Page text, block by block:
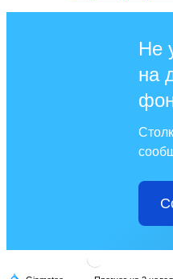
Не
на